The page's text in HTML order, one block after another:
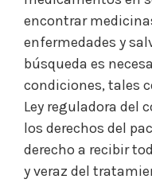
encontrar
enfermedades y
búsqueda es
condiciones, tales
Ley reguladora del
los derechos del
derecho a recibir
y veraz del